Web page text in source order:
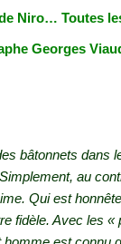
Niro… Toutes
Georges
bâtonnets dans
au
Qui est
fidèle. Avec les